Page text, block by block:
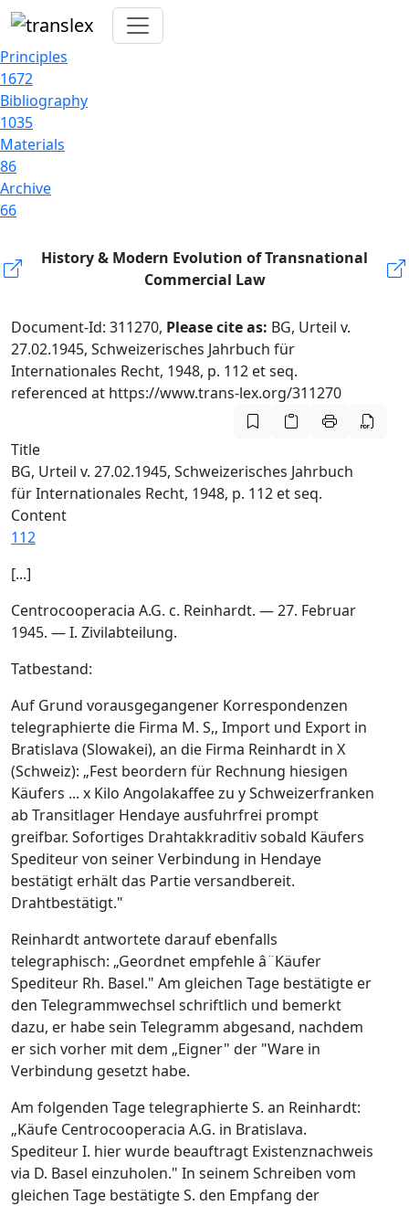
Principles
1672
Bibliography
1035
Materials
86
Archive
66
History & Modern Evolution of Transnational
Commercial Law
Document-Id: 311270, Please cite as: BG, Urteil v.
27.02.1945, Schweizerisches Jahrbuch für
Internationales Recht, 1948, p. 112 et seq.
referenced at https://www.trans-lex.org/311270
Title
BG, Urteil v. 27.02.1945, Schweizerisches Jahrbuch
für Internationales Recht, 1948, p. 112 et seq.
Content
112
[...]
Centrocooperacia A.G. c. Reinhardt. — 27. Februar
1945. — I. Zivilabteilung.
Tatbestand:
Auf Grund vorausgegangener Korrespondenzen
telegraphierte die Firma M. S,, Import und Export in
Bratislava (Slowakei), an die Firma Reinhardt in X
(Schweiz): „Fest beordern für Rechnung hiesigen
Käufers ... x Kilo Angolakaffee zu y Schweizerfranken
ab Transitlager Hendaye ausfuhrfrei prompt
greifbar. Sofortiges Drahtakkraditiv sobald Käufers
Spediteur von seiner Verbindung in Hendaye
bestätigt erhält das Partie versandbereit.
Drahtbestätigt."
Reinhardt antwortete darauf ebenfalls
telegraphisch: „Geordnet empfehle â¨Käufer
Spediteur Rh. Basel." Am gleichen Tage bestätigte er
den Telegrammwechsel schriftlich und bemerkt
dazu, er habe sein Telegramm abgesand, nachdem
er sich vorher mit dem „Eigner" der "Ware in
Verbindung gesetzt habe.
Am folgenden Tage telegraphierte S. an Reinhardt:
„Käufe Centrocooperacia A.G. in Bratislava.
Spediteur I. hier wurde beauftragt Existenznachweis
via D. Basel einzuholen." In seinem Schreiben vom
gleichen Tage bestätigte S. den Empfang der